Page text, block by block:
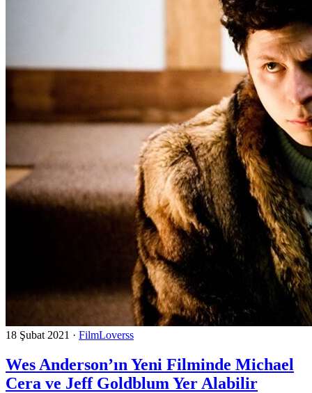
18 Şubat 2021 · FilmLoverss
Wes Anderson’ın Yeni Filminde Michael
Cera ve Jeff Goldblum Yer Alabilir